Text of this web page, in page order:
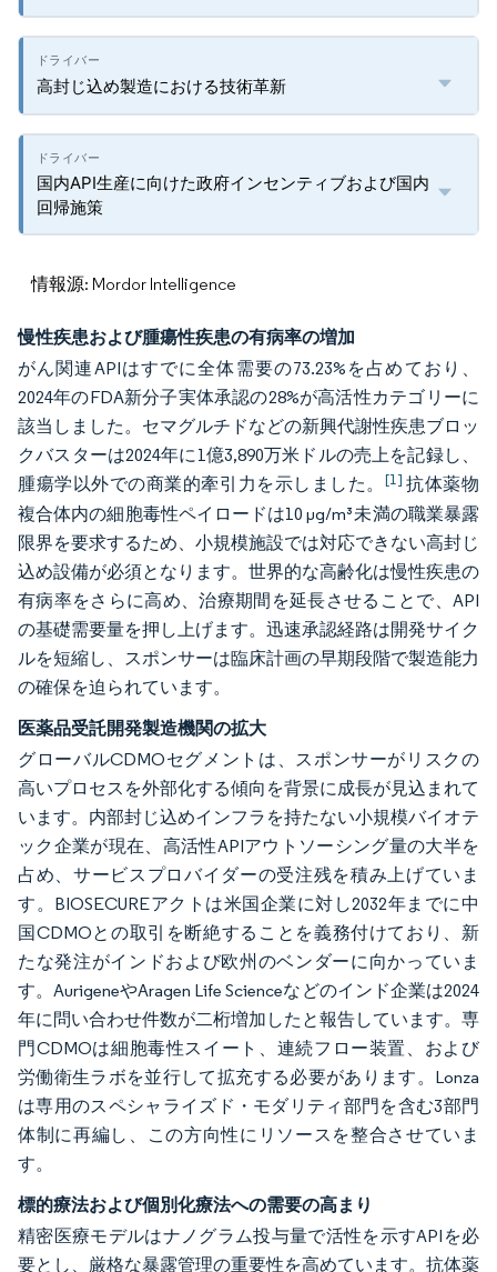
高封じ込め製造における技術革新
国内API生産に向けた政府インセンティブおよび国内
回帰施策
情報源: Mordor Intelligence
慢性疾患および腫瘍性疾患の有病率の増加
がん関連APIはすでに全体需要の73.23%を占めており、
2024年のFDA新分子実体承認の28%が高活性カテゴリーに
該当しました。セマグルチドなどの新興代謝性疾患ブロッ
クバスターは2024年に1億3,890万米ドルの売上を記録し、
腫瘍学以外での商業的牽引力を示しました。 [1] 抗体薬物
複合体内の細胞毒性ペイロードは10 µg/m³未満の職業暴露
限界を要求するため、小規模施設では対応できない高封じ
込め設備が必須となります。世界的な高齢化は慢性疾患の
有病率をさらに高め、治療期間を延長させることで、API
の基礎需要量を押し上げます。迅速承認経路は開発サイク
ルを短縮し、スポンサーは臨床計画の早期段階で製造能力
の確保を迫られています。
医薬品受託開発製造機関の拡大
グローバルCDMOセグメントは、スポンサーがリスクの
高いプロセスを外部化する傾向を背景に成長が見込まれて
います。内部封じ込めインフラを持たない小規模バイオテ
ック企業が現在、高活性APIアウトソーシング量の大半を
占め、サービスプロバイダーの受注残を積み上げていま
す。BIOSECUREアクトは米国企業に対し2032年までに中
国CDMOとの取引を断絶することを義務付けており、新
たな発注がインドおよび欧州のベンダーに向かっていま
す。AurigeneやAragen Life Scienceなどのインド企業は2024
年に問い合わせ件数が二桁増加したと報告しています。専
門CDMOは細胞毒性スイート、連続フロー装置、および
労働衛生ラボを並行して拡充する必要があります。Lonza
は専用のスペシャライズド・モダリティ部門を含む3部門
体制に再編し、この方向性にリソースを整合させていま
す。
標的療法および個別化療法への需要の高まり
精密医療モデルはナノグラム投与量で活性を示すAPIを必
要とし、厳格な暴露管理の重要性を高めています。抗体薬